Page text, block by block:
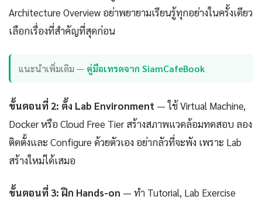
Architecture Overview อย่าพยายามเรียนรู้ทุกอย่างในครั้งเดียว
เลือกเรื่องที่สำคัญที่สุดก่อน
แนะนำเพิ่มเติม — คู่มือเทรดจาก SiamCafeBook
ขั้นตอนที่ 2: ตั้ง Lab Environment — ใช้ Virtual Machine,
Docker หรือ Cloud Free Tier สร้างสภาพแวดล้อมทดสอบ ลอง
ติดตั้งและ Configure ด้วยตัวเอง อย่ากลัวที่จะพัง เพราะ Lab
สร้างใหม่ได้เสมอ
ขั้นตอนที่ 3: ฝึก Hands-on — ทำ Tutorial, Lab Exercise